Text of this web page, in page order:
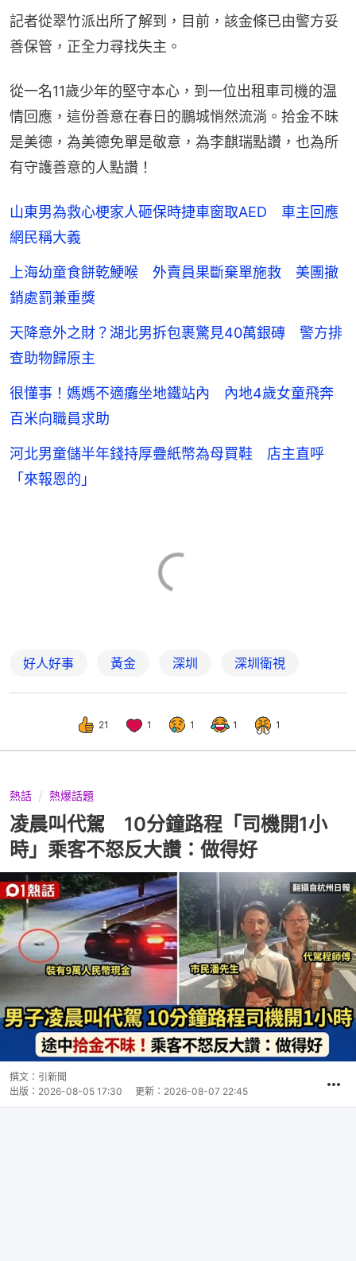
記者從翠竹派出所了解到，目前，該金條已由警方妥
善保管，正全力尋找失主。
從一名11歲少年的堅守本心，到一位出租車司機的温
情回應，這份善意在春日的鵬城悄然流淌。拾金不昧
是美德，為美德免單是敬意，為李麒瑞點讚，也為所
有守護善意的人點讚！
山東男為救心梗家人砸保時捷車窗取AED 車主回應
網民稱大義
上海幼童食餅乾鯁喉 外賣員果斷棄單施救 美團撤
銷處罰兼重獎
天降意外之財？湖北男拆包裹驚見40萬銀磚 警方排
查助物歸原主
很懂事！媽媽不適癱坐地鐵站內 內地4歲女童飛奔
百米向職員求助
河北男童儲半年錢持厚疊紙幣為母買鞋 店主直呼
「來報恩的」
好人好事 黃金 深圳 深圳衛視
21 1 1 1 1
熱話 熱爆話題
凌晨叫代駕 10分鐘路程「司機開1小
時」乘客不怒反大讚：做得好
撰文： 引新聞
出版： 2026-08-05 17:30 更新： 2026-08-07 22:45